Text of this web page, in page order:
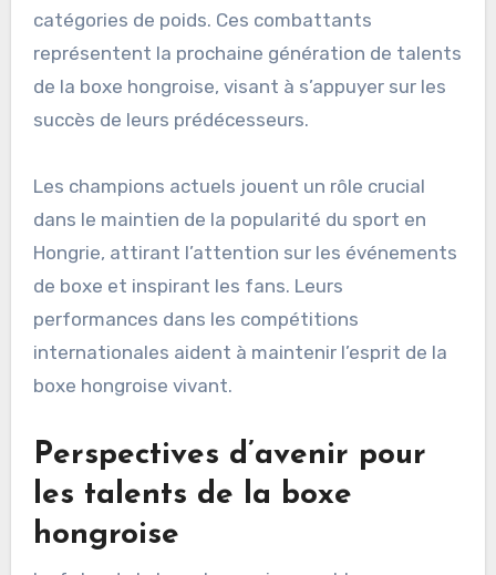
catégories de poids. Ces combattants
représentent la prochaine génération de talents
de la boxe hongroise, visant à s’appuyer sur les
succès de leurs prédécesseurs.
Les champions actuels jouent un rôle crucial
dans le maintien de la popularité du sport en
Hongrie, attirant l’attention sur les événements
de boxe et inspirant les fans. Leurs
performances dans les compétitions
internationales aident à maintenir l’esprit de la
boxe hongroise vivant.
Perspectives d’avenir pour
les talents de la boxe
hongroise